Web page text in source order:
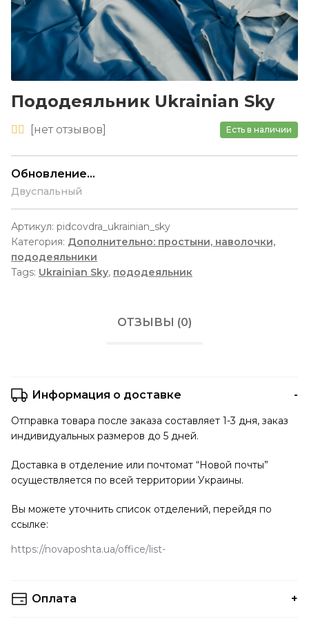
Пододеяльник Ukrainian Sky
нетотзывов] Есть в наличии
Обновление...
Двуспальный
Артикул: pidcovdra_ukrainian_sky
Категория: Дополнительно: простыни, наволочки,
пододеяльники
Tags: Ukrainian Sky, пододеяльник
ОТЗЫВЫ (0)
Информация о доставке
Отправка товара после заказа составляет 1-3 дня, заказ
индивидуальных размеров до 5 дней.
Доставка в отделение или почтомат “Новой почты”
осуществляется по всей территории Украины.
Вы можете уточнить список отделений, перейдя по
ссылке:
https://novaposhta.ua/office/list
Оплата